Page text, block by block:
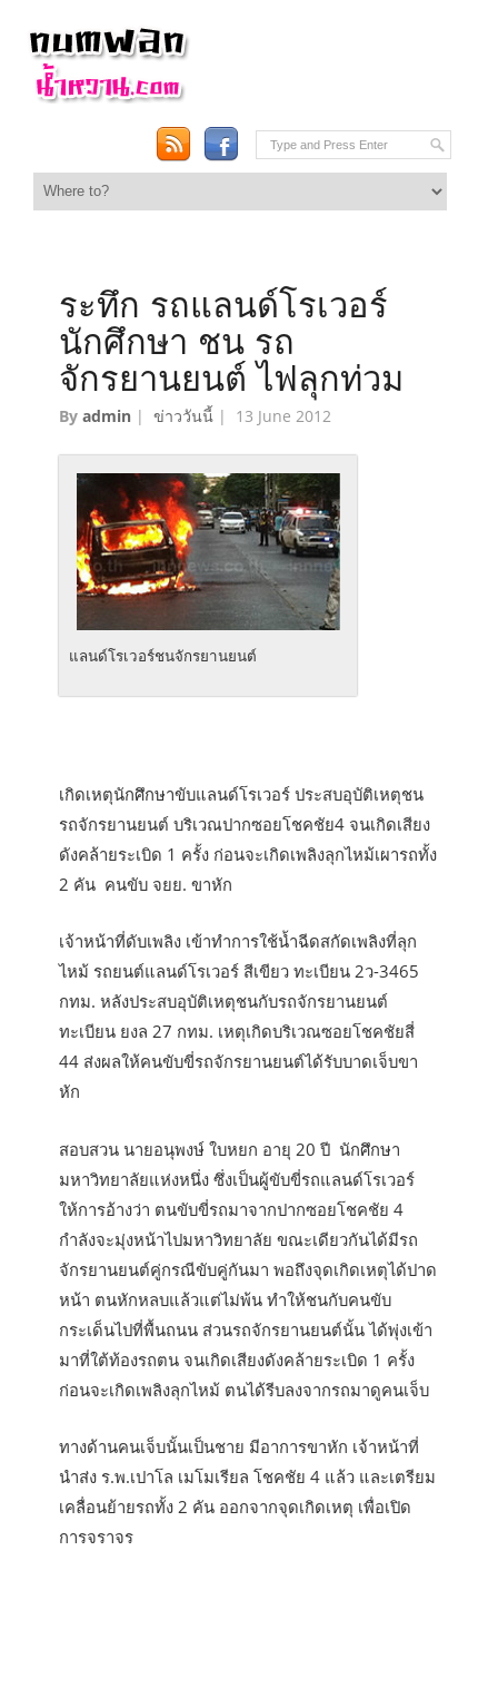
ระทึก รถแลนด์โรเวอร์
นักศึกษา ชน รถ
จักรยานยนต์ ไฟลุกท่วม
Byadmin |ข่าววันนี้ | 13 June 2012
แลนด์โรเวอร์ชนจักรยานยนต์
เกิดเหตุนักศึกษาขับแลนด์โรเวอร์ ประสบอุบัติเหตุชน
รถจักรยานยนต์ บริเวณปากซอยโชคชัย4 จนเกิดเสียง
ดังคล้ายระเบิด 1 ครั้ง ก่อนจะเกิดเพลิงลุกไหม้เผารถทั้ง
2 คัน คนขับ จยย. ขาหัก
เจ้าหน้าที่ดับเพลิง เข้าทำการใช้น้ำฉีดสกัดเพลิงที่ลุก
ไหม้ รถยนต์แลนด์โรเวอร์ สีเขียว ทะเบียน 2ว-3465
กทม. หลังประสบอุบัติเหตุชนกับรถจักรยานยนต์
ทะเบียน ยงล 27 กทม. เหตุเกิดบริเวณซอยโชคชัยสี่
44 ส่งผลให้คนขับขี่รถจักรยานยนต์ได้รับบาดเจ็บขา
หัก
สอบสวน นายอนุพงษ์ ใบหยก อายุ 20 ปี นักศึกษา
มหาวิทยาลัยแห่งหนึ่ง ซึ่งเป็นผู้ขับขี่รถแลนด์โรเวอร์
ให้การอ้างว่า ตนขับขี่รถมาจากปากซอยโชคชัย 4
กำลังจะมุ่งหน้าไปมหาวิทยาลัย ขณะเดียวกันได้มีรถ
จักรยานยนต์คู่กรณีขับคู่กันมา พอถึงจุดเกิดเหตุได้ปาด
หน้า ตนหักหลบแล้วแต่ไม่พ้น ทำให้ชนกับคนขับ
กระเด็นไปที่พื้นถนน ส่วนรถจักรยานยนต์นั้น ได้พุ่งเข้า
มาที่ใต้ท้องรถตน จนเกิดเสียงดังคล้ายระเบิด 1 ครั้ง
ก่อนจะเกิดเพลิงลุกไหม้ ตนได้รีบลงจากรถมาดูคนเจ็บ
ทางด้านคนเจ็บนั้นเป็นชาย มีอาการขาหัก เจ้าหน้าที่
นำส่ง ร.พ.เปาโล เมโมเรียล โชคชัย 4 แล้ว และเตรียม
เคลื่อนย้ายรถทั้ง 2 คัน ออกจากจุดเกิดเหตุ เพื่อเปิด
การจราจร